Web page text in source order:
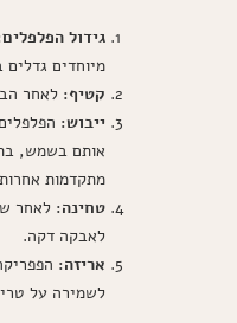
גידול
מיוחדים גדלים
קטיף: לאחר
ייבוש:
אותם בשמש,
מתקדמות
טחינה: לאחר
לאבקה דקה.
אריזה:
לשמירה על